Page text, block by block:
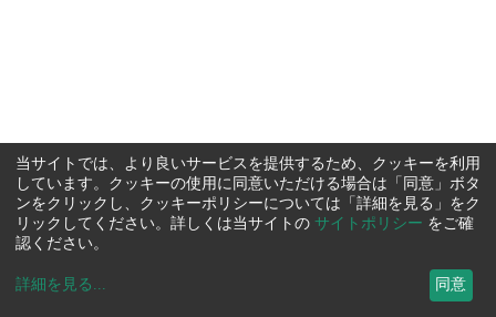
当サイトでは、より良いサービスを提供するため、クッキーを利用
しています。クッキーの使用に同意いただける場合は「同意」ボタ
ンをクリックし、クッキーポリシーについては「詳細を見る」をク
リックしてください。詳しくは当サイトの サイトポリシー をご確
認ください。
詳細を見る ... 同意